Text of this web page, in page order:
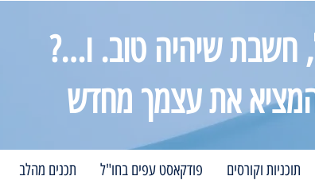
חשבת שיהיה טוב. ו…?
את עצמך מחדש
תוכניות וקורסים פודקאסט עפים בחו"ל תכנים מהלב